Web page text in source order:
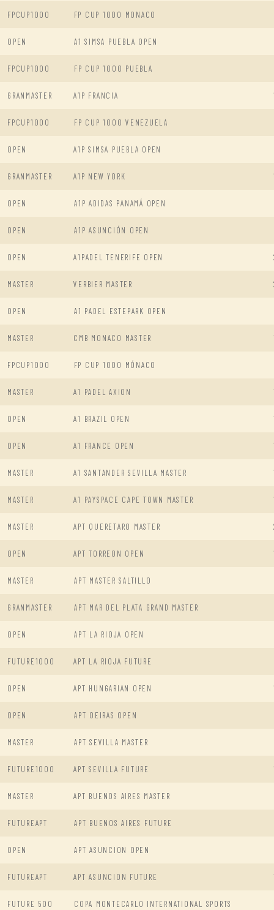
FPCUP1000 FP CUP 1000 MONACO
OPEN A1 SIMSA PUEBLA OPEN
FPCUP1000 FP CUP 1000 PUEBLA
GRANMASTER A1P FRANCIA
FPCUP1000 FP CUP 1000 VENEZUELA
OPEN A1P SIMSA PUEBLA OPEN
GRANMASTER A1P NEW YORK
OPEN A1P ADIDAS PANAMÁ OPEN
OPEN A1P ASUNCIÓN OPEN
OPEN A1PADEL TENERIFE OPEN
MASTER VERBIER MASTER
OPEN A1 PADEL ESTEPARK OPEN
MASTER CMB MONACO MASTER
FPCUP1000 FP CUP 1000 MÓNACO
MASTER A1 PADEL AXION
OPEN A1 BRAZIL OPEN
OPEN A1 FRANCE OPEN
MASTER A1 SANTANDER SEVILLA MASTER
MASTER A1 PAYSPACE CAPE TOWN MASTER
MASTER APT QUERETARO MASTER
OPEN APT TORREON OPEN
MASTER APT MASTER SALTILLO
GRANMASTER APT MAR DEL PLATA GRAND MASTER
OPEN APT LA RIOJA OPEN
FUTURE1000 APT LA RIOJA FUTURE
OPEN APT HUNGARIAN OPEN
OPEN APT OEIRAS OPEN
MASTER APT SEVILLA MASTER
FUTURE1000 APT SEVILLA FUTURE
MASTER APT BUENOS AIRES MASTER
FUTUREAPT APT BUENOS AIRES FUTURE
OPEN APT ASUNCION OPEN
FUTUREAPT APT ASUNCION FUTURE
FUTURE 500 COPA MONTECARLO INTERNATIONAL SPORTS